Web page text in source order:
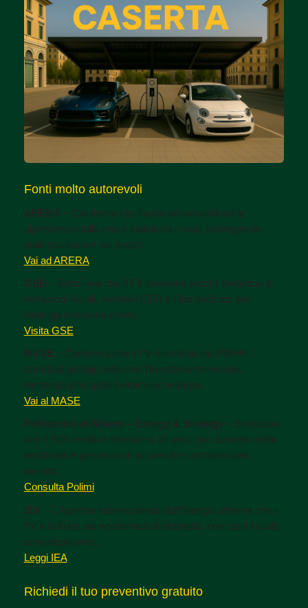
Fonti molto autorevoli
ARERA – Conferma che l’autoconsumo riduce la
dipendenza dalla rete e stabilizza i costi, proteggendo
dalle oscillazioni dei prezzi.
Vai ad ARERA
GSE – Sottolinea che il FV conviene perché beneficia di
detrazioni fiscali, incentivi CER e ritiro dedicato per
l’energia immessa in rete.
Visita GSE
MASE – Conferma che il FV è centrale nel PNRR. I
contributi pubblici riducono l’investimento iniziale,
rendendo più rapido il ritorno economico.
Vai al MASE
Politecnico di Milano – Energy & Strategy– Evidenzia
che il ROI medio è inferiore a 10 anni, con aumento della
redditività in presenza di accumulo e autoconsumo
elevato.
Consulta Polimi
IEA – L’Agenzia Internazionale dell’Energia afferma che il
FV è la fonte più economica di elettricità, con costi in calo
anno dopo anno.
Leggi IEA
Richiedi il tuo preventivo gratuito